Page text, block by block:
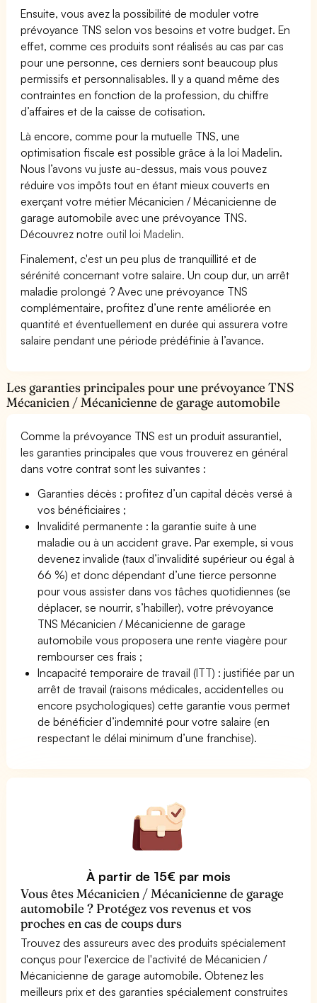
Ensuite, vous avez la possibilité de moduler votre
prévoyance TNS selon vos besoins et votre budget. En
effet, comme ces produits sont réalisés au cas par cas
pour une personne, ces derniers sont beaucoup plus
permissifs et personnalisables. Il y a quand même des
contraintes en fonction de la profession, du chiffre
d’affaires et de la caisse de cotisation.
Là encore, comme pour la mutuelle TNS, une
optimisation fiscale est possible grâce à la loi Madelin.
Nous l’avons vu juste au-dessus, mais vous pouvez
réduire vos impôts tout en étant mieux couverts en
exerçant votre métier Mécanicien / Mécanicienne de
garage automobile avec une prévoyance TNS.
Découvrez notre outil loi Madelin.
Finalement, c'est un peu plus de tranquillité et de
sérénité concernant votre salaire. Un coup dur, un arrêt
maladie prolongé ? Avec une prévoyance TNS
complémentaire, profitez d’une rente améliorée en
quantité et éventuellement en durée qui assurera votre
salaire pendant une période prédéfinie à l’avance.
Les garanties principales pour une prévoyance TNS
Mécanicien / Mécanicienne de garage automobile
Comme la prévoyance TNS est un produit assurantiel,
les garanties principales que vous trouverez en général
dans votre contrat sont les suivantes :
Garanties décès : profitez d’un capital décès versé à
vos bénéficiaires ;
Invalidité permanente : la garantie suite à une
maladie ou à un accident grave. Par exemple, si vous
devenez invalide (taux d’invalidité supérieur ou égal à
66 %) et donc dépendant d’une tierce personne
pour vous assister dans vos tâches quotidiennes (se
déplacer, se nourrir, s’habiller), votre prévoyance
TNS Mécanicien / Mécanicienne de garage
automobile vous proposera une rente viagère pour
rembourser ces frais ;
Incapacité temporaire de travail (ITT) : justifiée par un
arrêt de travail (raisons médicales, accidentelles ou
encore psychologiques) cette garantie vous permet
de bénéficier d’indemnité pour votre salaire (en
respectant le délai minimum d’une franchise).
À partir de 15€ par mois
Vous êtes Mécanicien / Mécanicienne de garage
automobile ? Protégez vos revenus et vos
proches en cas de coups durs
Trouvez des assureurs avec des produits spécialement
conçus pour l'exercice de l'activité de Mécanicien /
Mécanicienne de garage automobile. Obtenez les
meilleurs prix et des garanties spécialement construites